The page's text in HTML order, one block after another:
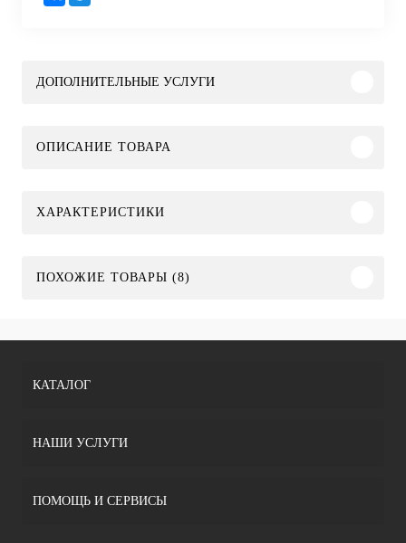
ДОПОЛНИТЕЛЬНЫЕ УСЛУГИ
ОПИСАНИЕ ТОВАРА
ХАРАКТЕРИСТИКИ
ПОХОЖИЕ ТОВАРЫ (8)
КАТАЛОГ
НАШИ УСЛУГИ
ПОМОЩЬ И СЕРВИСЫ